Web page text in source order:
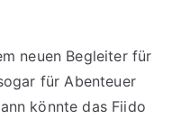
neuen Begleiter für
für Abenteuer
könnte das Fiido